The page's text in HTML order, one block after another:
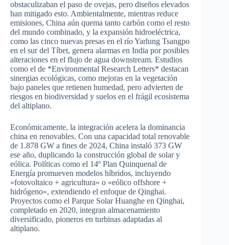
obstaculizaban el paso de ovejas, pero diseños elevados
han mitigado esto. Ambientalmente, mientras reduce
emisiones, China aún quema tanto carbón como el resto
del mundo combinado, y la expansión hidroeléctrica,
como las cinco nuevas presas en el río Yarlung Tsangpo
en el sur del Tíbet, genera alarmas en India por posibles
alteraciones en el flujo de agua downstream. Estudios
como el de *Environmental Research Letters* destacan
sinergias ecológicas, como mejoras en la vegetación
bajo paneles que retienen humedad, pero advierten de
riesgos en biodiversidad y suelos en el frágil ecosistema
del altiplano.
Económicamente, la integración acelera la dominancia
china en renovables. Con una capacidad total renovable
de 1.878 GW a fines de 2024, China instaló 373 GW
ese año, duplicando la construcción global de solar y
eólica. Políticas como el 14º Plan Quinquenal de
Energía promueven modelos híbridos, incluyendo
«fotovoltaico + agricultura» o «eólico offshore +
hidrógeno», extendiendo el enfoque de Qinghai.
Proyectos como el Parque Solar Huanghe en Qinghai,
completado en 2020, integran almacenamiento
diversificado, pioneros en turbinas adaptadas al
altiplano.